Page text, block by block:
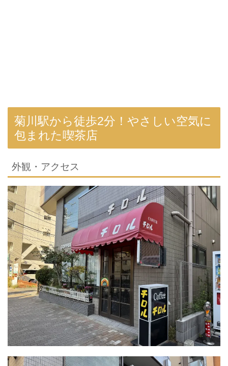
菊川駅から徒歩2分！やさしい空気に
包まれた喫茶店
外観・アクセス